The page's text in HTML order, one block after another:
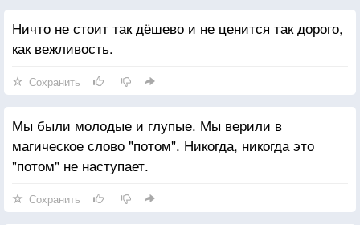
Ничто не стоит так дёшево и не ценится так дорого,
как вежливость.
Сохранить
Мы были молодые и глупые. Мы верили в
магическое слово "потом". Никогда, никогда это
"потом" не наступает.
Сохранить